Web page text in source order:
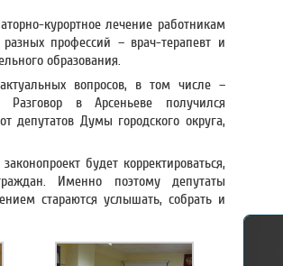
курортное лечение работникам
профессий – врач-терапевт и
образования.
вопросов, в том числе –
Разговор в Арсеньеве получился
депутатов Думы городского округа,
будет корректироваться,
Именно поэтому депутаты
стараются услышать, собрать и